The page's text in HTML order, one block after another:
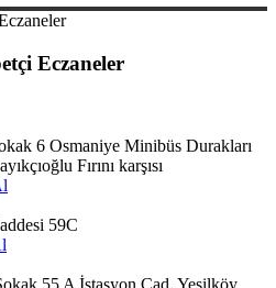
Eczaneler
6 Osmaniye Minibüs Durakları
Fırını karşısı
59C